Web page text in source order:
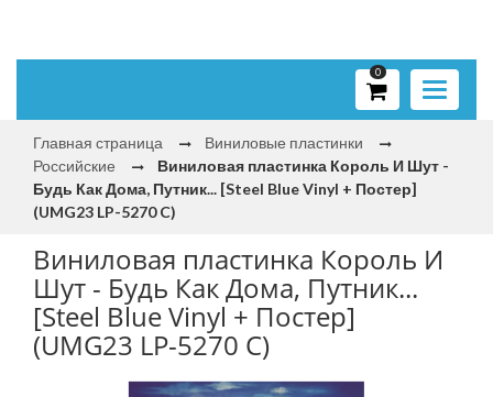
Toggle
0
Главная страница
Виниловые пластинки
Российские
Виниловая пластинка Король И Шут -
Будь Как Дома, Путник... [Steel Blue Vinyl + Постер]
(UMG23 LP-5270 C)
Виниловая пластинка Король И
Шут - Будь Как Дома, Путник...
[Steel Blue Vinyl + Постер]
(UMG23 LP-5270 C)